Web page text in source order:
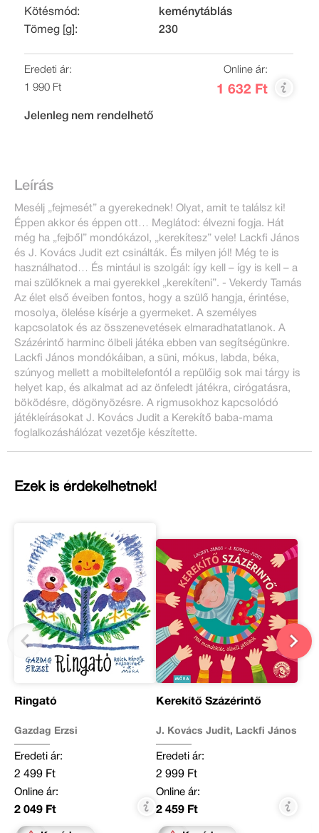
Kötésmód:
keménytáblás
Tömeg [g]:
230
Eredeti ár:
1 990 Ft
Online ár:
1 632 Ft
Jelenleg nem rendelhető
Leírás
Mesélj „fejmesét” a gyerekednek! Olyat, amit te találsz ki!
Éppen akkor és éppen ott… Meglátod: élvezni fogja. Hát
még ha „fejből” mondókázol, „kerekítesz” vele! Lackfi János
és J. Kovács Judit ezt csinálták. És milyen jól! Még te is
használhatod… És mintául is szolgál: így kell – így is kell – a
mai szülőknek a mai gyerekkel „kerekíteni”. - Vekerdy Tamás
Az élet első éveiben fontos, hogy a szülő hangja, érintése,
mosolya, ölelése kísérje a gyermeket. A személyes
kapcsolatok és az összenevetések elmaradhatatlanok. A
Százérintő harminc ölbeli játéka ebben van segítségünkre.
Lackfi János mondókáiban, a süni, mókus, labda, béka,
szúnyog mellett a mobiltelefontól a repülőig sok mai tárgy is
helyet kap, és alkalmat ad az önfeledt játékra, cirógatásra,
böködésre, dögönyözésre. A rigmusokhoz kapcsolódó
játékleírásokat J. Kovács Judit a Kerekítő baba-mama
foglalkozáshálózat vezetője készítette.
Ezek is érdekelhetnek!
Ringató
Gazdag Erzsi
Eredeti ár:
2 499 Ft
Online ár:
2 049 Ft
Kerekítő Százérintő
J. Kovács Judit, Lackfi János
Eredeti ár:
2 999 Ft
Online ár:
2 459 Ft